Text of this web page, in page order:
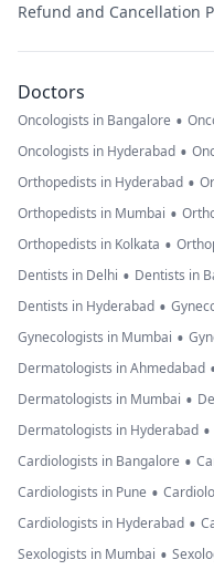
Refund and Cancellation
Doctors
Oncologists in Bangalore •
Oncologists in Hyderabad •
Orthopedists in Hyderabad •
Orthopedists in Mumbai •
Orthopedists in Kolkata •
Dentists in Delhi • Dentists in
Dentists in Hyderabad •
Gynecologists in Mumbai •
Dermatologists in Ahmedabad
Dermatologists in Mumbai •
Dermatologists in Hyderabad •
Cardiologists in Bangalore •
Cardiologists in Pune •
Cardiologists in Hyderabad •
Sexologists in Mumbai •